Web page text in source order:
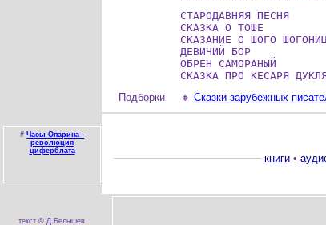
СТАРОДАВНЯЯ ПЕСНЯ
СКАЗКА О ТОШЕ
СКАЗАНИЕ О ШОГО
ДЕВИЧИЙ БОР
ОБРЕН САМОРАНЫЙ
СКАЗКА ПРО КЕСАРЯ
Подборки 🔸 Сказки зарубежных
# Часы Опарина -
революция
циферблата
книги•
текст © Д.Белышев